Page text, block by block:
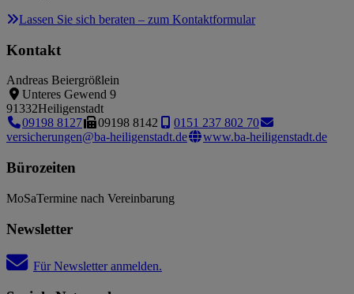
Lassen Sie sich beraten – zum Kontaktformular
Kontakt
Andreas Beiergrößlein
Unteres Gewend 9
91332Heiligenstadt
09198 8127
09198 8142
0151 237 802 70
versicherungen@ba-heiligenstadt.de
www.ba-heiligenstadt.de
Bürozeiten
MoSaTermine nach Vereinbarung
Newsletter
Für Newsletter anmelden.